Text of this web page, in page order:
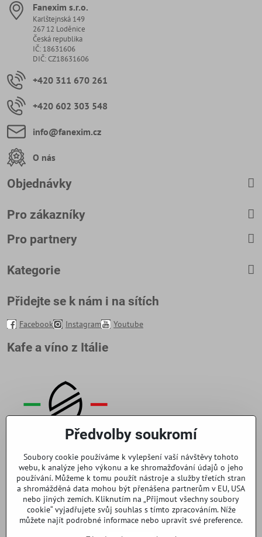
Fanexim s​.r​.o​.
Karlštejnská 149
267 12 Loděnice
Česká republika
IČ: 18631606
DIČ: CZ18631606
+420 311 670 261
+420 602 303 548
info​@fanexim​.cz
O nás
Objednávky
Pro zákazníky
Pro partnery
Kategorie
Přidejte se k nám i na sítích
Facebook Instagram Youtube
Kafe a víno z Itálie
Předvolby soukromí
Soubory cookie používáme k vylepšení vaší návštěvy tohoto
webu, k analýze jeho výkonu a ke shromažďování údajů o jeho
používání. Můžeme k tomu použít nástroje a služby třetích stran
a shromážděná data mohou být přenášena partnerům v EU, USA
nebo jiných zemích. Kliknutím na „Přijmout všechny soubory
cookie“ vyjadřujete svůj souhlas s tímto zpracováním. Níže
můžete najít podrobné informace nebo upravit své preference.